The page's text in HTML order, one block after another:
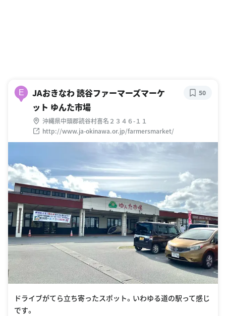
E
JAおきなわ 読谷ファーマーズマーケ
ット ゆんた市場
沖縄県中頭郡読谷村喜名２３４６-１１
http://www.ja-okinawa.or.jp/farmersmarket/
50
ドライブがてら立ち寄ったスポット。いわゆる道の駅って感じ
です。